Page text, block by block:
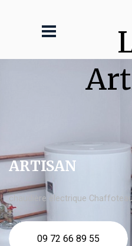
ARTISAN
chaudière électrique
09 72 66 89 55